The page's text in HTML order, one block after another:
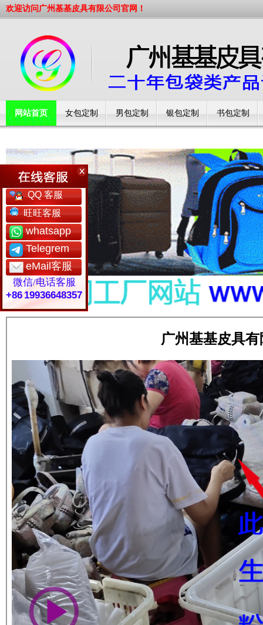
QQ 客服
旺旺客服
whatsapp
Telegrem
eMail客服
微信/电话客服
+86 19936648357
欢迎访问广州基基皮具有限公司官网！
网站首页 女包定制 男包定制 银包定制 书包定制